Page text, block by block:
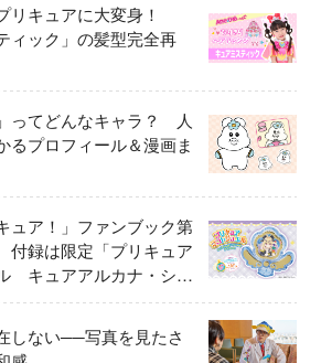
リキュアに大変身！
ィック」の髪型完全再
ってどんなキャラ？ 人
るプロフィール＆漫画ま
ュア！」ファンブック第
録は限定「プリキュア
キュアアルカナ・シャ
」 キュアエクレールを
しない──写真を見たさ